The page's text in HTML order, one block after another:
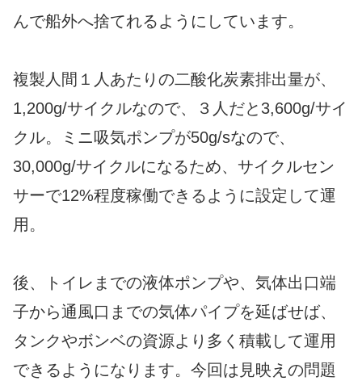
んで船外へ捨てれるようにしています。
複製人間１人あたりの二酸化炭素排出量が、
1,200g/サイクルなので、３人だと3,600g/サイ
クル。ミニ吸気ポンプが50g/sなので、
30,000g/サイクルになるため、サイクルセン
サーで12%程度稼働できるように設定して運
用。
後、トイレまでの液体ポンプや、気体出口端
子から通風口までの気体パイプを延ばせば、
タンクやボンベの資源より多く積載して運用
できるようになります。今回は見映えの問題